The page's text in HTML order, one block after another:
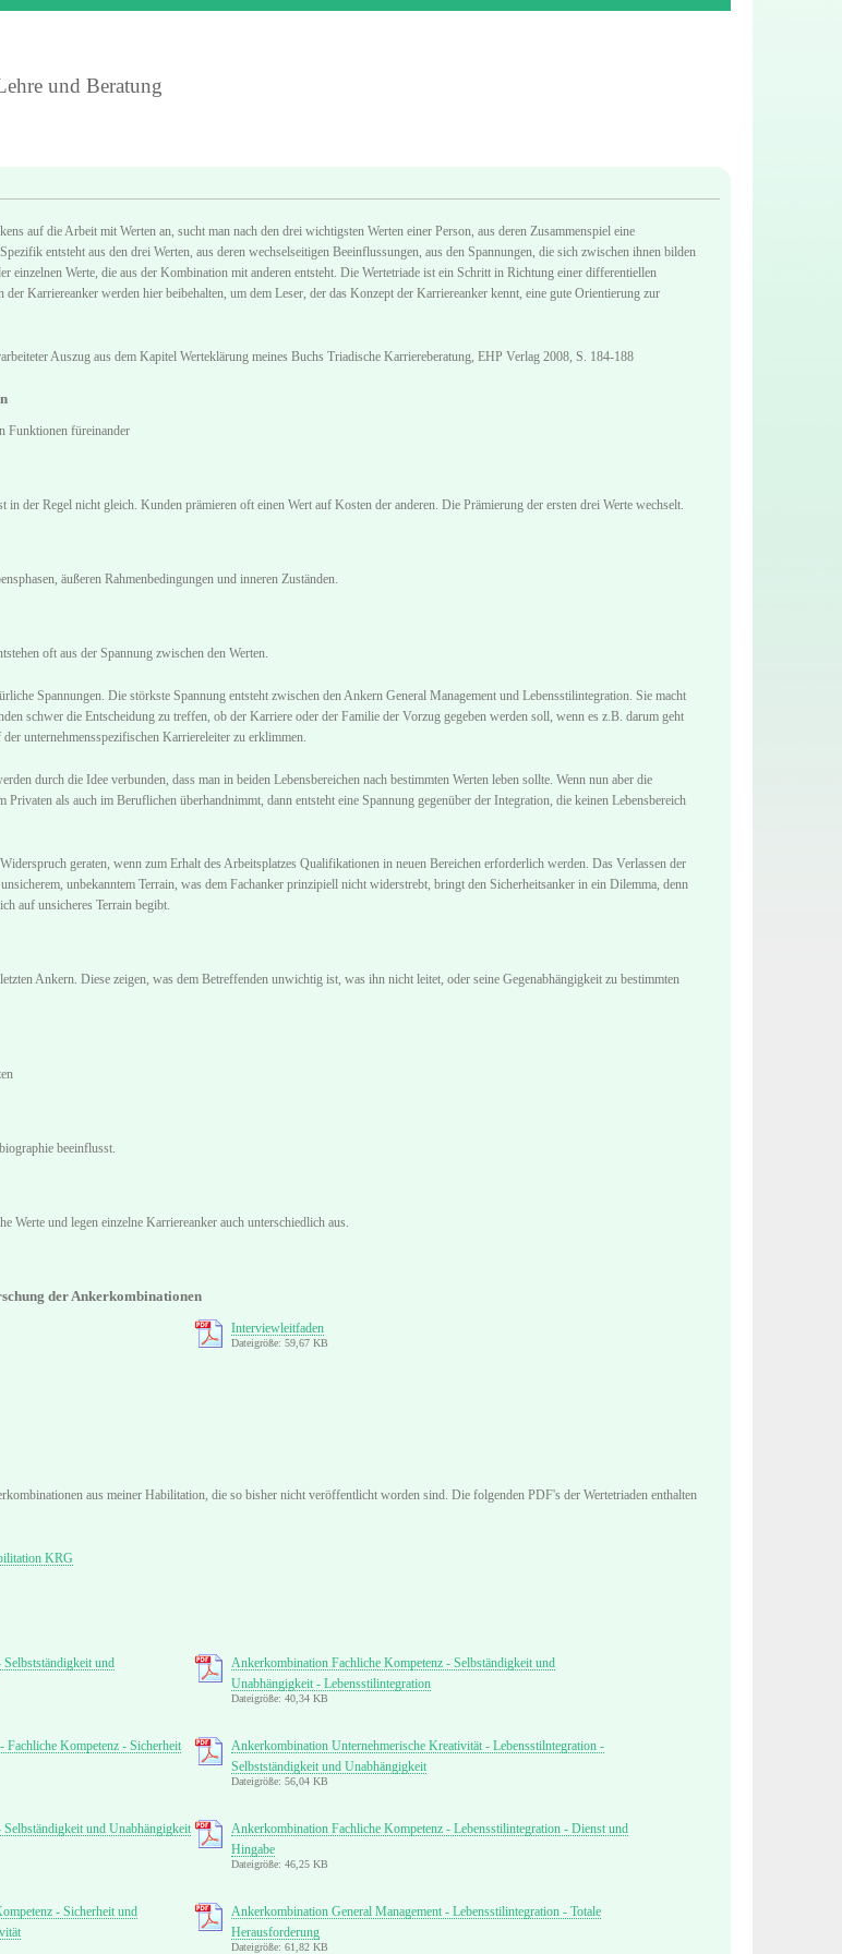
und Beratung
auf die Arbeit mit Werten an, sucht man nach den drei wichtigsten Werten einer Person, aus deren Zusammenspiel eine
entsteht aus den drei Werten, aus deren wechselseitigen Beeinflussungen, aus den Spannungen, die sich zwischen ihnen bilden
einzelnen Werte, die aus der Kombination mit anderen entsteht. Die Wertetriade ist ein Schritt in Richtung einer differentiellen
Karriereanker werden hier beibehalten, um dem Leser, der das Konzept der Karriereanker kennt, eine gute Orientierung zur
Auszug aus dem Kapitel Werteklärung meines Buchs Triadische Karriereberatung, EHP Verlag 2008, S. 184-188
Funktionen füreinander
der Regel nicht gleich. Kunden prämieren oft einen Wert auf Kosten der anderen. Die Prämierung der ersten drei Werte wechselt.
äußeren Rahmenbedingungen und inneren Zuständen.
oft aus der Spannung zwischen den Werten.
Spannungen. Die störkste Spannung entsteht zwischen den Ankern General Management und Lebensstilintegration. Sie macht
schwer die Entscheidung zu treffen, ob der Karriere oder der Familie der Vorzug gegeben werden soll, wenn es z.B. darum geht
unternehmensspezifischen Karriereleiter zu erklimmen.
durch die Idee verbunden, dass man in beiden Lebensbereichen nach bestimmten Werten leben sollte. Wenn nun aber die
als auch im Beruflichen überhandnimmt, dann entsteht eine Spannung gegenüber der Integration, die keinen Lebensbereich
geraten, wenn zum Erhalt des Arbeitsplatzes Qualifikationen in neuen Bereichen erforderlich werden. Das Verlassen der
unbekanntem Terrain, was dem Fachanker prinzipiell nicht widerstrebt, bringt den Sicherheitsanker in ein Dilemma, denn
auf unsicheres Terrain begibt.
Ankern. Diese zeigen, was dem Betreffenden unwichtig ist, was ihn nicht leitet, oder seine Gegenabhängigkeit zu bestimmten
beeinflusst.
Werte und legen einzelne Karriereanker auch unterschiedlich aus.
der Ankerkombinationen
Interviewleitfaden
Dateigröße: 59,67 KB
aus meiner Habilitation, die so bisher nicht veröffentlicht worden sind. Die folgenden PDF's der Wertetriaden enthalten
KRG
und
Ankerkombination Fachliche Kompetenz - Selbständigkeit und
Unabhängigkeit - Lebensstilintegration
Dateigröße: 40,34 KB
Kompetenz - Sicherheit
Ankerkombination Unternehmerische Kreativität - Lebensstilntegration -
Selbstständigkeit und Unabhängigkeit
Dateigröße: 56,04 KB
und Unabhängigkeit
Ankerkombination Fachliche Kompetenz - Lebensstilintegration - Dienst und
Hingabe
Dateigröße: 46,25 KB
- Sicherheit und
Ankerkombination General Management - Lebensstilintegration - Totale
Herausforderung
Dateigröße: 61,82 KB